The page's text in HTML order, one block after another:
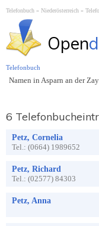
Telefonbuch Niederösterreich
Open
Namen in Asparn an der
6
Petz, Cornelia
Tel.: (0664) 1989652
Petz, Richard
Tel.: (02577) 84303
Petz, Anna
Telefonbuch